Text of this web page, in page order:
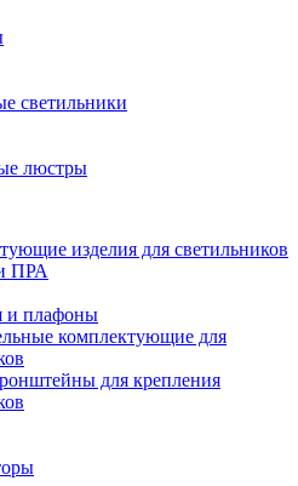
светильники
люстры
изделия для светильников
ПРА
и плафоны
комплектующие для
для крепления